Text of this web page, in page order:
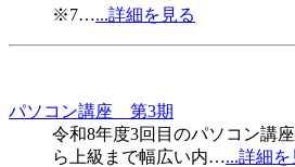
※7…...詳細を見る
パソコン講座 第3期
令和8年度3回目のパソコン講
ら上級まで幅広い内…...詳細を